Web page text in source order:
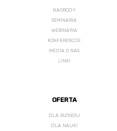
NAGRODY
SEMINARIA
WEBINARIA
KONFERENCJE
MEDIA O NAS
LINKI
OFERTA
DLA BIZNESU
DLA NAUKI